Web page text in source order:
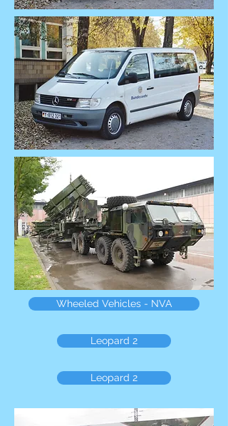
Wheeled Vehicles - NVA
Leopard 2
Leopard 2